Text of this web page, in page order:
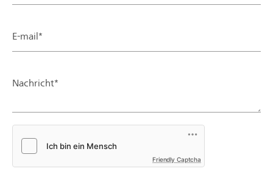
E-mail*
Nachricht*
Friendly Captcha